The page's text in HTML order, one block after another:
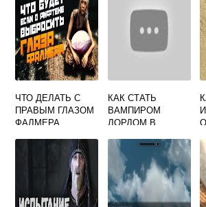
ЧТО ДЕЛАТЬ С
ПРАВЫМ ГЛАЗОМ
ФАЛМЕРА
КАК СТАТЬ
ВАМПИРОМ
ЛОРДОМ В
ХАРКОНА И
СЕРАНЫ